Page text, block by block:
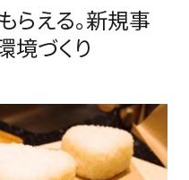
らえる。新規事
境づくり